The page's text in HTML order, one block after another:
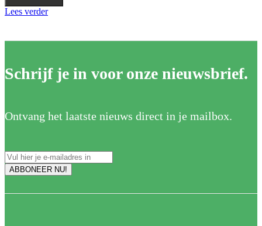
Lees verder
Schrijf je in voor onze nieuwsbrief.
Ontvang het laatste nieuws direct in je mailbox.